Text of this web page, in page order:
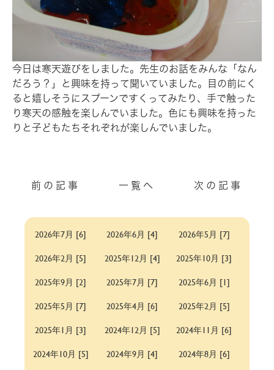
今日は寒天遊びをしました。先生のお話をみんな「なん
だろう？」と興味を持って聞いていました。目の前にく
ると嬉しそうにスプーンですくってみたり、手で触った
り寒天の感触を楽しんでいました。色にも興味を持った
りと子どもたちそれぞれが楽しんでいました。
前の記事 一覧へ 次の記事
2026年7月 [6] 2026年6月 [4]
2026年5月 [7]
2026年2月 [5]
2025年12月 [4]
2025年10月 [3]
2025年9月 [2]
2025年7月 [7]
2025年6月 [1]
2025年5月 [7]
2025年4月 [6]
2025年2月 [5]
2025年1月 [3]
2024年12月 [5]
2024年11月 [6]
2024年10月 [5]
2024年9月 [4]
2024年8月 [6]